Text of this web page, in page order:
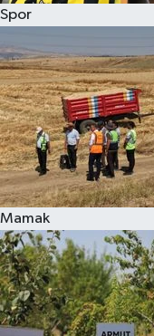
Spor
Mamak